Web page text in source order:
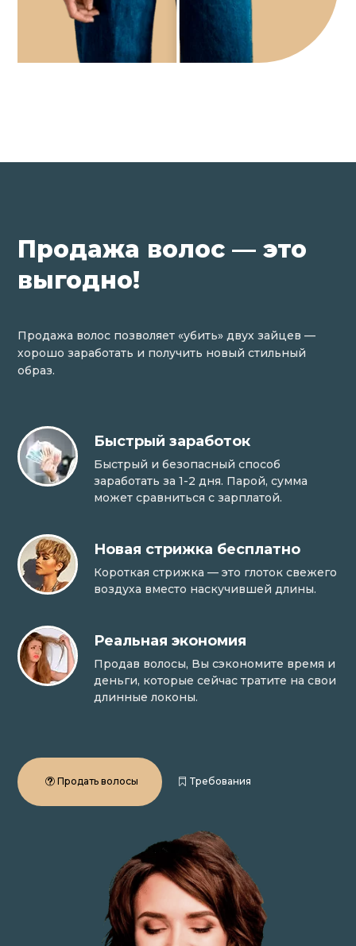
Продажа волос — это
выгодно!
Продажа волос позволяет «убить» двух зайцев —
хорошо заработать и получить новый стильный
образ.
Быстрый заработок
Быстрый и безопасный способ
заработать за 1-2 дня. Парой, сумма
может сравниться с зарплатой.
Новая стрижка бесплатно
Короткая стрижка — это глоток свежего
воздуха вместо наскучившей длины.
Реальная экономия
Продав волосы, Вы сэкономите время и
деньги, которые сейчас тратите на свои
длинные локоны.
Продать волосы Требования